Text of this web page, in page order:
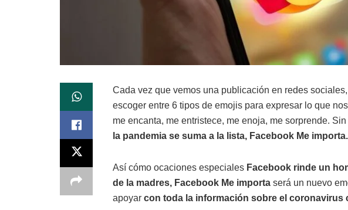
Cada vez que vemos una publicación en redes
escoger entre 6 tipos de emojis para expresar lo que
me encanta, me entristece, me enoja, me sorprende.
la pandemia se suma a la lista, Facebook Me importa.
Así cómo ocaciones especiales Facebook rinde un
de la madres, Facebook Me importa será un nuevo
apoyar con toda la información sobre el coronavirus